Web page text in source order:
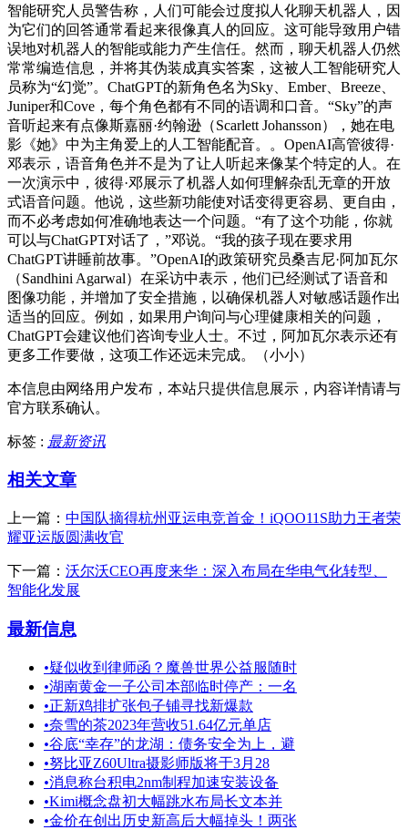
智能研究人员警告称，人们可能会过度拟人化聊天机器人，因
为它们的回答通常看起来很像真人的回应。这可能导致用户错
误地对机器人的智能或能力产生信任。然而，聊天机器人仍然
常常编造信息，并将其伪装成真实答案，这被人工智能研究人
员称为“幻觉”。ChatGPT的新角色名为Sky、Ember、Breeze、
Juniper和Cove，每个角色都有不同的语调和口音。“Sky”的声
音听起来有点像斯嘉丽·约翰逊（Scarlett Johansson），她在电
影《她》中为主角爱上的人工智能配音。。OpenAI高管彼得·
邓表示，语音角色并不是为了让人听起来像某个特定的人。在
一次演示中，彼得·邓展示了机器人如何理解杂乱无章的开放
式语音问题。他说，这些新功能使对话变得更容易、更自由，
而不必考虑如何准确地表达一个问题。“有了这个功能，你就
可以与ChatGPT对话了，”邓说。“我的孩子现在要求用
ChatGPT讲睡前故事。”OpenAI的政策研究员桑吉尼·阿加瓦尔
（Sandhini Agarwal）在采访中表示，他们已经测试了语音和
图像功能，并增加了安全措施，以确保机器人对敏感话题作出
适当的回应。例如，如果用户询问与心理健康相关的问题，
ChatGPT会建议他们咨询专业人士。不过，阿加瓦尔表示还有
更多工作要做，这项工作还远未完成。（小小）
本信息由网络用户发布， 本站只提供信息展示，内容详情请与
官方联系确认。
标签 : 最新资讯
相关文章
上一篇： 中国队摘得杭州亚运电竞首金！iQOO11S助力王者荣
耀亚运版圆满收官
下一篇： 沃尔沃CEO再度来华：深入布局在华电气化转型、
智能化发展
最新信息
•疑似收到律师函？魔兽世界公益服随时
•湖南黄金一子公司本部临时停产：一名
•正新鸡排扩张包子铺寻找新爆款
•奈雪的茶2023年营收51.64亿元单店
•谷底“幸存”的龙湖：债务安全为上，避
•努比亚Z60Ultra摄影师版将于3月28
•消息称台积电2nm制程加速安装设备
•Kimi概念盘初大幅跳水布局长文本并
•金价在创出历史新高后大幅掉头！两张